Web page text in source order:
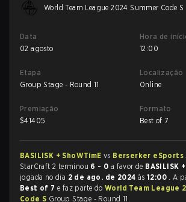
World Team League 2024 Summer Code S
Data
02 agosto
Hora de
12:00
Etapa
Group Stage - Round 11
Localização
Online
Premiação
$41405
Formato
Best of 7
BASILISK + ShoWTimE vs Berserker eSports
StarCraft 2 terminou 6 - 0 a favor de BASILISK
jogada no dia 2 de ago. de 2024 às12:00 . A
Best of 7 e faz parte do World Team League
Code S Group Stage - Round 11.